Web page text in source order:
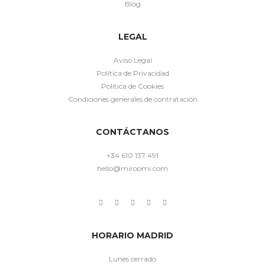
Blog
LEGAL
Aviso Legal
Política de Privacidad
Política de Cookies
Condiciones generales de contratación
CONTÁCTANOS
+34 610 137 491
hello@miroomi.com
HORARIO MADRID
Lunes cerrado